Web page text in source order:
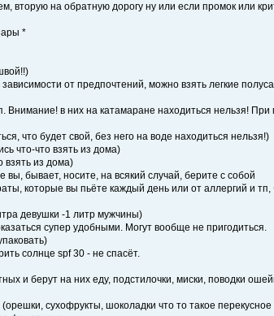
вторую на обратную дорогу ну или если промок или
*
от предпочтений, можно взять легкие
Внимание! в них на катамаране находиться нельзя!
что будет свой, без него на воде находиться нельзя!)
что-что взять из дома)
взять из дома)
бывает, носите, на всякий случай, берите с собой
которые вы пьёте каждый день или от аллергий и
девушки -1 литр мужчины)
супер удобными. Могут вообще не пригодиться.
солнце spf 30 - не спасёт.
и берут на них еду, подстилочки, миски, поводки
сухофрукты, шоколадки что то такое